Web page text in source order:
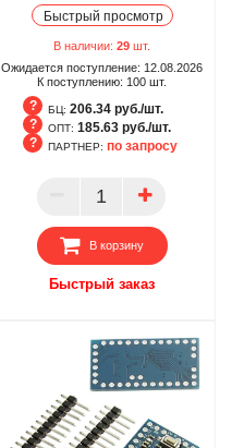
Быстрый просмотр
В наличии: 29 шт.
Ожидается поступление: 12.08.2026
К поступлению: 100 шт.
БЦ: 206.34 руб./шт.
ОПТ: 185.63 руб./шт.
ПАРТНЕР
ПАРТНЕР: по запросу
В корзину
Быстрый заказ